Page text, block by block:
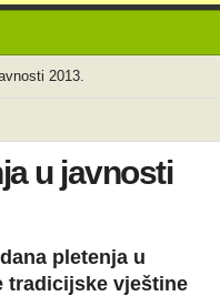
2013.
u javnosti
pletenja u
tradicijske vještine